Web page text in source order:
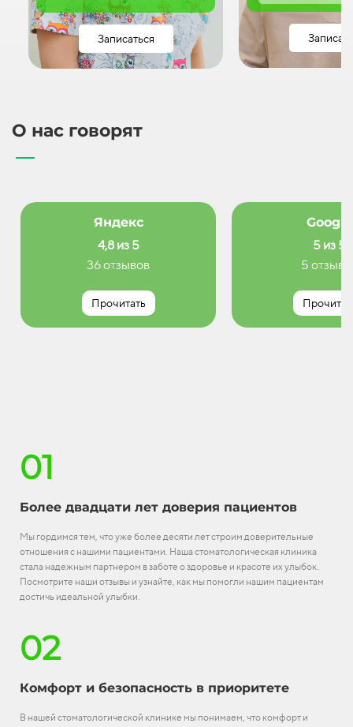
Записаться
О нас говорят
Яндекс
4,8 из 5
36 отзывов
Прочитать
Google
5 из 5
5
01
Более двадцати лет доверия пациентов
Мы гордимся тем, что уже более десяти лет строим доверительные
отношения с нашими пациентами. Наша стоматологическая клиника
стала надежным партнером в заботе о здоровье и красоте их улыбок.
Посмотрите наши отзывы и узнайте, как мы помогли нашим пациентам
достичь идеальной улыбки.
02
Комфорт и безопасность в приоритете
В нашей стоматологической клинике мы понимаем, что комфорт и